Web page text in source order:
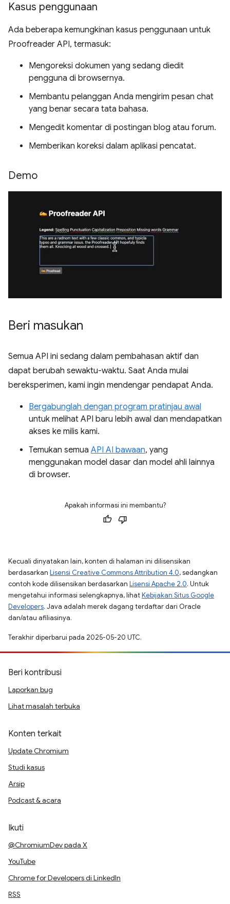
Kasus penggunaan
Ada beberapa kemungkinan kasus penggunaan untuk
Proofreader API, termasuk:
Mengoreksi dokumen yang sedang diedit
pengguna di browsernya.
Membantu pelanggan Anda mengirim pesan chat
yang benar secara tata bahasa.
Mengedit komentar di postingan blog atau forum.
Memberikan koreksi dalam aplikasi pencatat.
Demo
Beri masukan
Semua API ini sedang dalam pembahasan aktif dan
dapat berubah sewaktu-waktu. Saat Anda mulai
bereksperimen, kami ingin mendengar pendapat Anda.
Bergabunglah dengan program pratinjau awal
untuk melihat API baru lebih awal dan mendapatkan
akses ke milis kami.
Temukan semua API AI bawaan, yang
menggunakan model dasar dan model ahli lainnya
di browser.
Apakah informasi ini membantu?
Kecuali dinyatakan lain, konten di halaman ini dilisensikan
berdasarkan Lisensi Creative Commons Attribution 4.0, sedangkan
contoh kode dilisensikan berdasarkan Lisensi Apache 2.0. Untuk
mengetahui informasi selengkapnya, lihatKebijakan Situs Google
Developers. Java adalah merek dagang terdaftar dari Oracle
dan/atau afiliasinya.
Terakhir diperbarui pada 2025-05-20 UTC.
Beri kontribusi
Laporkan bug
Lihat masalah terbuka
Konten terkait
Update Chromium
Studi kasus
Arsip
Podcast & acara
Ikuti
@ChromiumDev pada X
YouTube
Chrome for Developers di LinkedIn
RSS